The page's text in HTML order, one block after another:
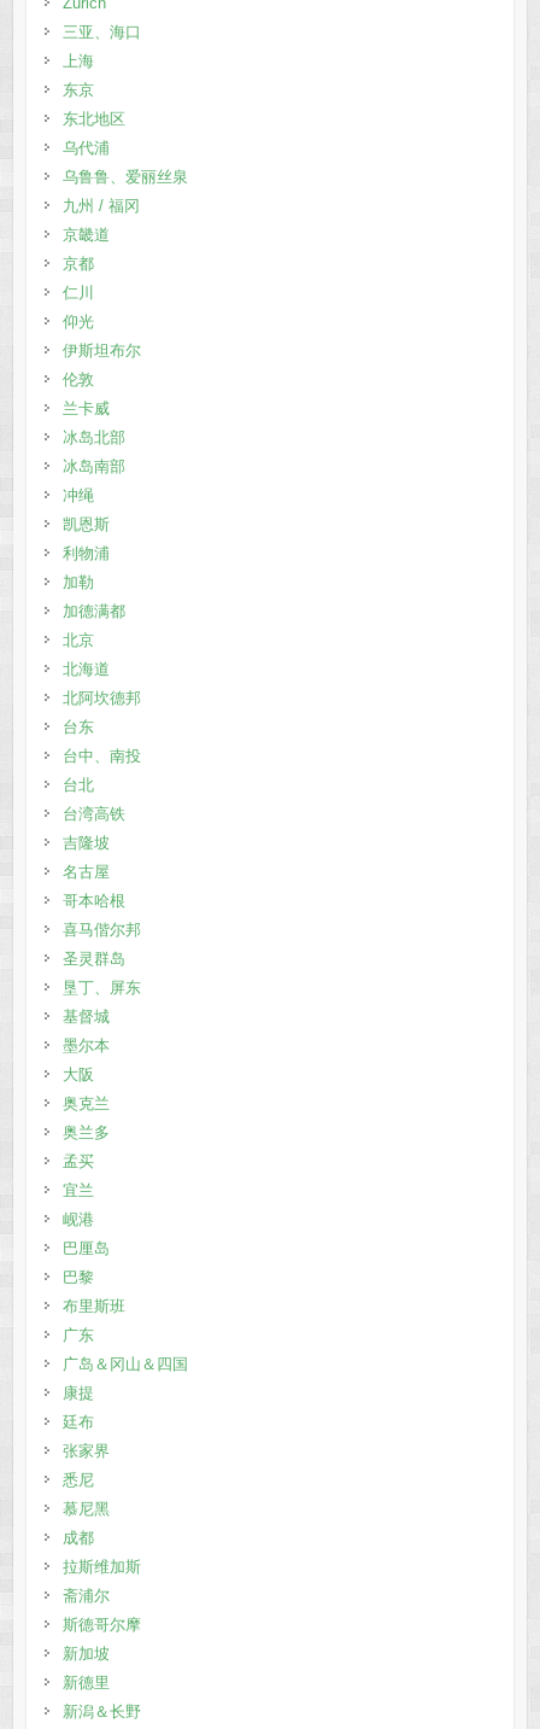
三亚、海口
上海
东京
东北地区
乌代浦
乌鲁鲁、爱丽丝泉
九州 / 福冈
京畿道
京都
仁川
仰光
伊斯坦布尔
伦敦
兰卡威
冰岛北部
冰岛南部
冲绳
凯恩斯
利物浦
加勒
加德满都
北京
北海道
北阿坎德邦
台东
台中、南投
台北
台湾高铁
吉隆坡
名古屋
哥本哈根
喜马偕尔邦
圣灵群岛
垦丁、屏东
基督城
墨尔本
大阪
奥克兰
奥兰多
孟买
宜兰
岘港
巴厘岛
巴黎
布里斯班
广东
广岛＆冈山＆四国
康提
廷布
张家界
悉尼
慕尼黑
成都
拉斯维加斯
斋浦尔
斯德哥尔摩
新加坡
新德里
新潟＆长野